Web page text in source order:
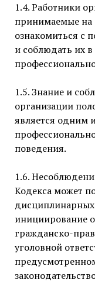
1.4. Работники
принимаемые на
ознакомиться с
и соблюдать их
1.5. Знание и
организации
является одним
поведения.
1.6.
Кодекса может
инициирование
гражданско-
уголовной